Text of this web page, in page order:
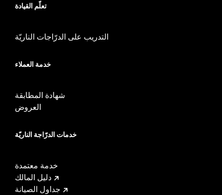
تعلّم القيادة
التدريب على الدرّاجات الناريّة
خدمة العملاء
شهادة المطابقة
العروض
خدمات الدرّاجة الناريّة
خدمة معتمدة
دليل المالك
جداول الصيانة